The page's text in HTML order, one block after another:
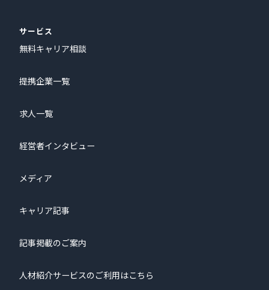
サービス
無料キャリア相談
提携企業一覧
求人一覧
経営者インタビュー
メディア
キャリア記事
記事掲載のご案内
人材紹介サービスのご利用はこちら